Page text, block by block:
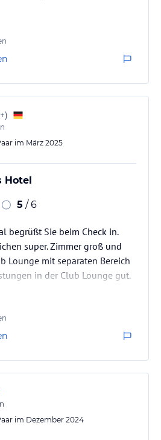
)
im März 2025
Hotel
5 / 6
begrüßt Sie beim Check in.
super. Zimmer groß und
Lounge mit separaten Bereich
in der Club Lounge gut.
im Dezember 2024